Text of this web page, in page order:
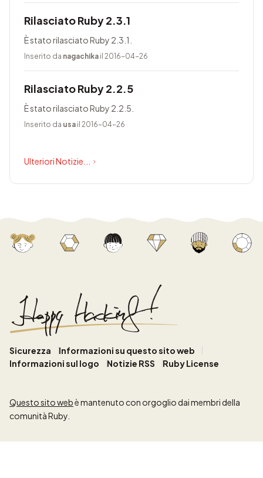
Rilasciato Ruby 2.3.1
È stato rilasciato Ruby 2.3.1.
Inserito da nagachika il 2016-04-26
Rilasciato Ruby 2.2.5
È stato rilasciato Ruby 2.2.5.
Inserito da usa il 2016-04-26
Ulteriori Notizie...
Sicurezza
Informazioni su questo sito web
Informazioni sul logo
Notizie RSS Ruby License
Questo sito webè mantenuto con orgoglio dai membri della
comunità Ruby.